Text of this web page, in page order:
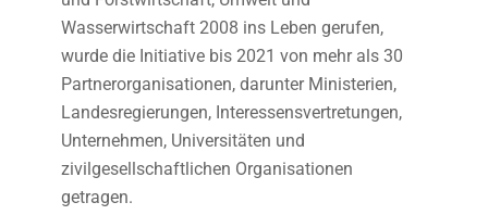
Wasserwirtschaft 2008 ins Leben gerufen,
wurde die Initiative bis 2021 von mehr als 30
Partnerorganisationen, darunter Ministerien,
Landesregierungen, Interessensvertretungen,
Unternehmen, Universitäten und
zivilgesellschaftlichen Organisationen
getragen.